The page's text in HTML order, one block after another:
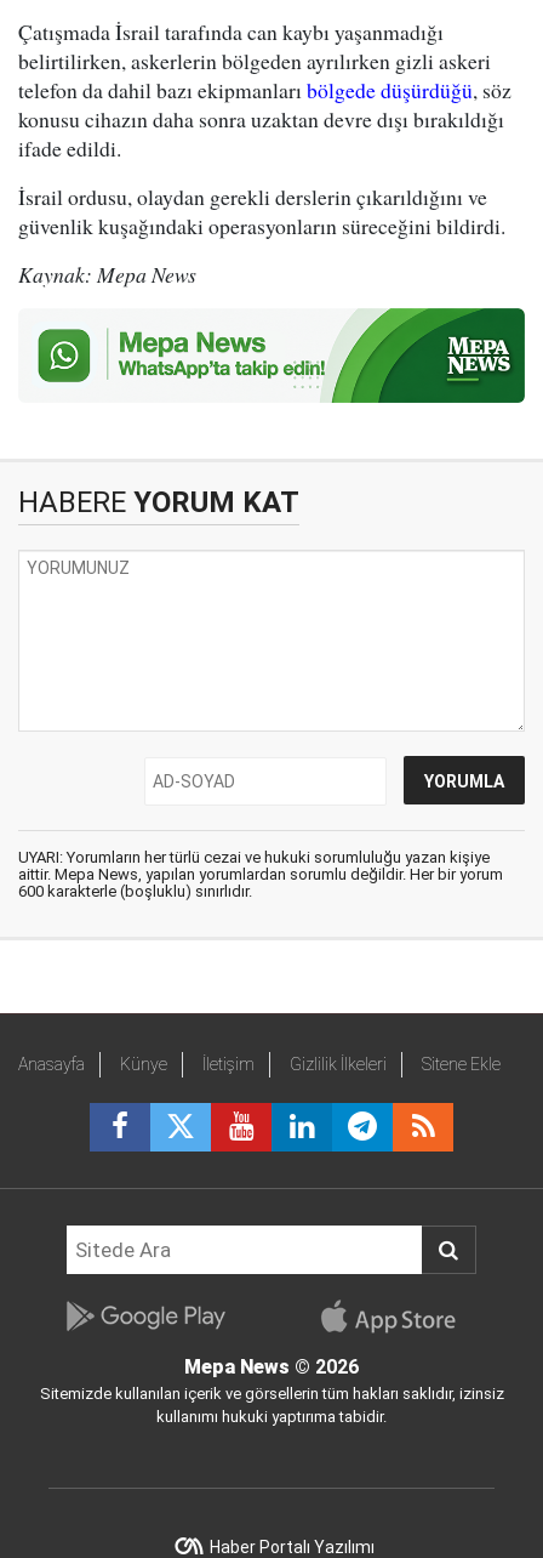
Çatışmada İsrail tarafında can kaybı yaşanmadığı
belirtilirken, askerlerin bölgeden ayrılırken gizli askeri
telefon da dahil bazı ekipmanlarıbölgede düşürdüğü, söz
konusu cihazın daha sonra uzaktan devre dışı bırakıldığı
ifade edildi.
İsrail ordusu, olaydan gerekli derslerin çıkarıldığını ve
güvenlik kuşağındaki operasyonların süreceğini bildirdi.
Kaynak: Mepa News
HABERE YORUM KAT
UYARI: Yorumların her türlü cezai ve hukuki sorumluluğu yazan kişiye
aittir. Mepa News, yapılan yorumlardan sorumlu değildir. Her bir yorum
600 karakterle (boşluklu) sınırlıdır.
Anasayfa Künye İletişim Gizlilik İlkeleri Sitene Ekle
Mepa News © 2026
Sitemizde kullanılan içerik ve görsellerin tüm hakları saklıdır, izinsiz
kullanımı hukuki yaptırıma tabidir.
Haber Portalı Yazılımı